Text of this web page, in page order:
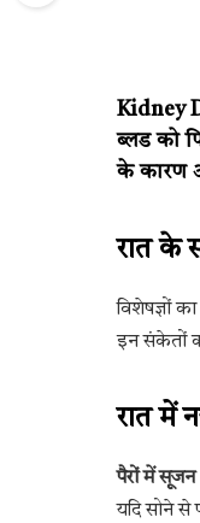
Kidney
ब्लड को
के कारण
रात के
विशेषज्ञों
इन संकेतों
रात में
पैरों में सूजन
यदि सोने से